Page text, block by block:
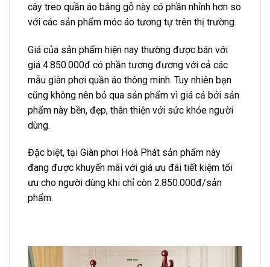
cây treo quần áo bằng gỗ này có phần nhỉnh hơn so
với các sản phẩm móc áo tương tự trên thị trường.
Giá của sản phẩm hiện nay thường được bán với
giá 4.850.000đ có phần tương đương với cả các
mẫu giàn phơi quần áo thông minh. Tuy nhiên bạn
cũng không nên bỏ qua sản phẩm vì giá cả bởi sản
phẩm này bền, đẹp, thân thiện với sức khỏe người
dùng.
Đặc biệt, tại Giàn phơi Hoà Phát sản phẩm này
đang được khuyến mãi với giá ưu đãi tiết kiệm tối
ưu cho người dùng khi chỉ còn 2.850.000đ/sản
phẩm.